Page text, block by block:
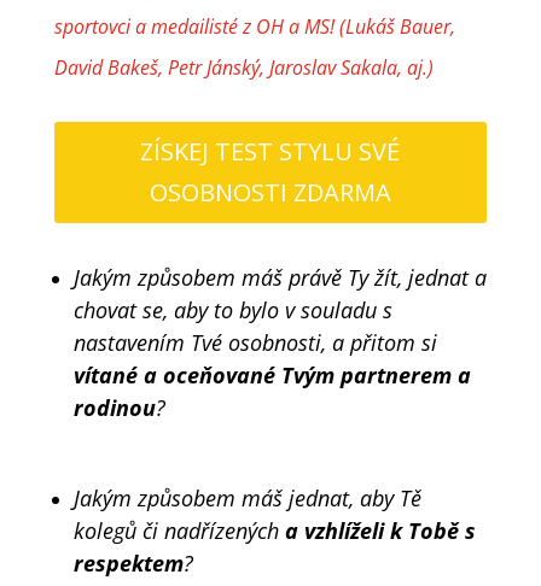
sportovci a medailisté z OH a MS! (Lukáš Bauer,
David Bakeš, Petr Jánský, Jaroslav Sakala, aj.)
ZÍSKEJ TEST STYLU SVÉ
OSOBNOSTI ZDARMA
Jakým způsobem máš právě Ty žít, jednat a
chovat se, aby to bylo v souladu s
nastavením Tvé osobnosti, a přitom si
vítané a oceňované Tvým partnerem a
rodinou?
Jakým způsobem máš jednat, aby Tě
kolegů či nadřízených a vzhlíželi k Tobě s
respektem?